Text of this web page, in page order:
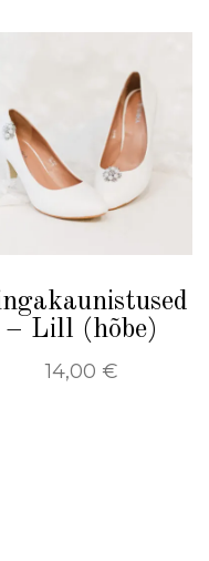
– Lill (hõbe)
14,00 €